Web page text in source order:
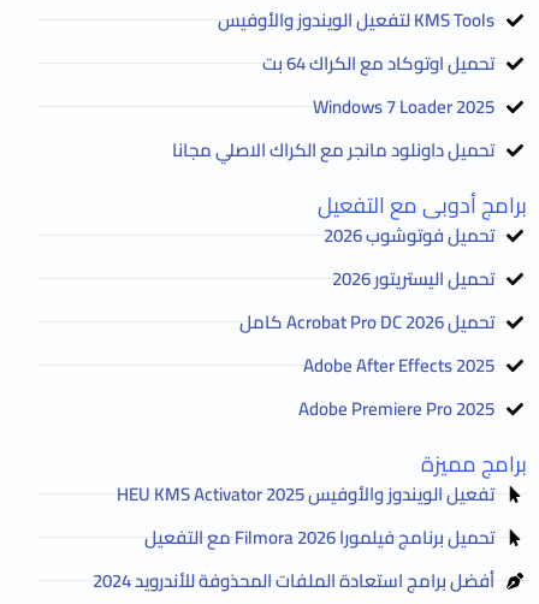
KMS Tools لتفعيل الويندوز والأوفيس
تحميل اوتوكاد مع الكراك 64 بت
2025 Windows 7 Loader
تحميل داونلود مانجر مع الكراك الاصلي مجانا
برامج أدوبى مع التفعيل
تحميل فوتوشوب 2026
تحميل اليستريتور 2026
تحميل Acrobat Pro DC 2026 كامل
Adobe After Effects 2025
Adobe Premiere Pro 2025
برامج مميزة
تفعيل الويندوز والأوفيس HEU KMS Activator 2025
تحميل برنامج فيلمورا Filmora 2026 مع التفعيل
أفضل برامج استعادة الملفات المحذوفة للأندرويد 2024